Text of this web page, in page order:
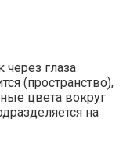
глаза
(пространство),
цвета вокруг
на